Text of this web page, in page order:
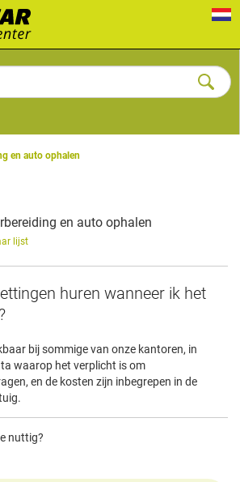
en auto ophalen
en auto ophalen
lijst
huren wanneer ik het
bij sommige van onze kantoren, in
waarop het verplicht is om
en de kosten zijn inbegrepen in de
nuttig?